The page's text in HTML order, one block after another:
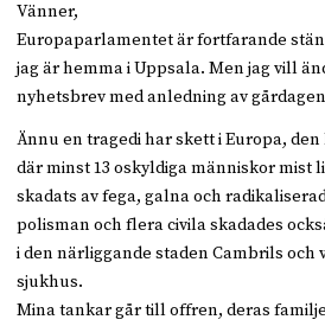
Vänner,
Europaparlamentet är fortfarande
jag är hemma i Uppsala. Men jag vill
nyhetsbrev med anledning av
Ännu en tragedi har skett i Europa,
där minst 13 oskyldiga människor mist
skadats av fega, galna och
polisman och flera civila skadades
i den närliggande staden Cambrils och
sjukhus.
Mina tankar går till offren, deras